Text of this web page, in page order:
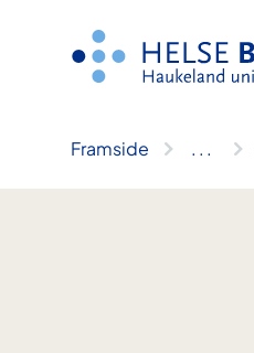
Framside .. .